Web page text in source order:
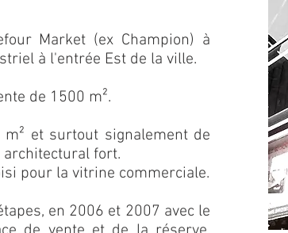
Market (ex Champion) à
à l'entrée Est de la ville.
de 1500 m².
et surtout signalement de
fort.
pour la vitrine commerciale.
en 2006 et 2007 avec le